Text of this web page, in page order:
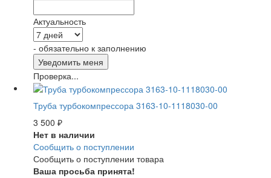
Актуальность
- обязательно к заполнению
Проверка...
Труба турбокомпрессора 3163-10-1118030-00
3 500 ₽
Нет в наличии
Сообщить о поступлении
Сообщить о поступлении товара
Ваша просьба принята!